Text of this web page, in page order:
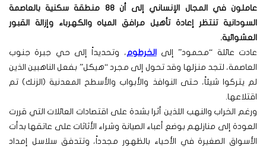
عاملون في المجال الإنساني إلى أن 88 منطقة سكنية بالعاصمة
السودانية تنتظر إعادة تأهيل مرافق المياه والكهرباء وإزالة القبور
العشوائية.
عادت عائلة “محمود” إلى
الخرطوم، وتحديداً إلى حي جبرة جنوب
العاصمة، لتجد منزلها وقد تحول إلى مجرد “هيكل” بفعل الناهبين الذين
لم يتركوا شيئاً، حتى النوافذ والأبواب والأسطح المعدنية (الزنك) تم
اقتلاعها.
ورغم الخراب والنهب اللذين أثرا بشدة على اقتصادات العائلات التي قررت
العودة إلى منازلهم بوضع أعباء الصيانة وشراء الأثاثات على عاتقها بدأت
الأسواق الصغيرة في الأحياء بالظهور مجدداً، وتتدفق سلاسل إمداد